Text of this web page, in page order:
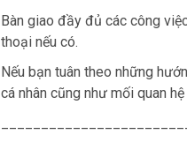
Bàn giao đầy đủ các công
thoại nếu có.
Nếu bạn tuân theo những
cá nhân cũng như mối quan